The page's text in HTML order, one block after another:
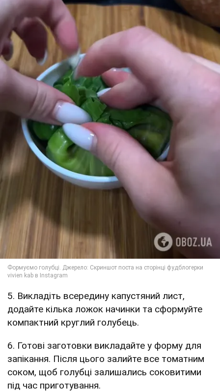
5. Викладіть всередину капустяний лист,
додайте кілька ложок начинки та сформуйте
компактний круглий голубець.
6. Готові заготовки викладайте у форму для
запікання. Після цього залийте все томатним
соком, щоб голубці залишались соковитими
під час приготування.